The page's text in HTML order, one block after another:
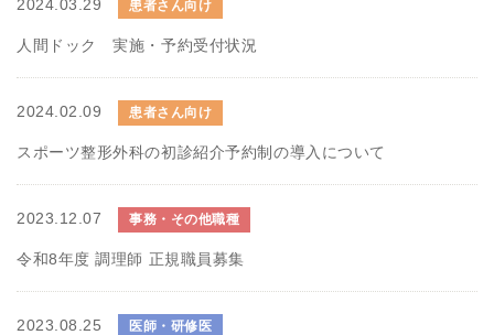
2024.03.29 患者さん向け
人間ドック 実施・予約受付状況
2024.02.09 患者さん向け
スポーツ整形外科の初診紹介予約制の導入について
2023.12.07 事務・その他職種
令和8年度 調理師 正規職員募集
2023.08.25 医師・研修医